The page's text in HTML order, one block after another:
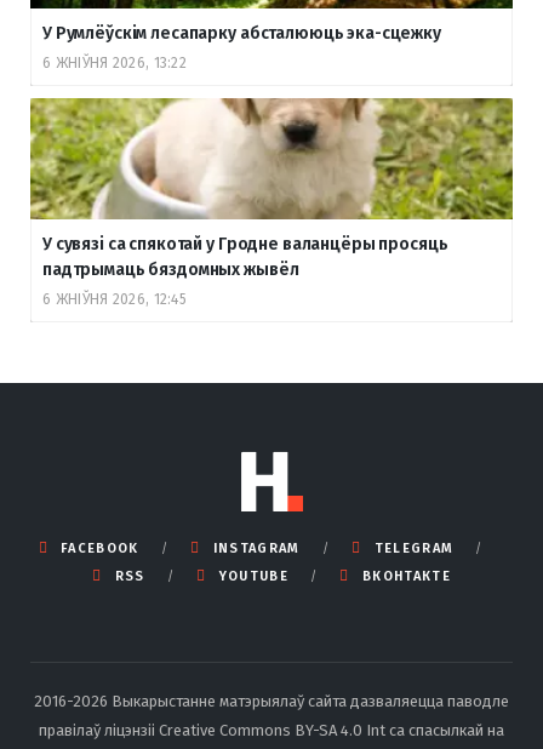
У Румлёўскім лесапарку абсталююць эка-сцежку
6 ЖНІЎНЯ 2026, 13:22
У сувязі са спякотай у Гродне валанцёры просяць
падтрымаць бяздомных жывёл
6 ЖНІЎНЯ 2026, 12:45
FACEBOOK INSTAGRAM
TELEGRAM
RSS
YOUTUBE ВКОНТАКТЕ
2016-2026 Выкарыстанне матэрыялаў сайта дазваляецца паводле
правілаў ліцэнзіі Creative Commons BY-SA 4.0 Int са спасылкай на